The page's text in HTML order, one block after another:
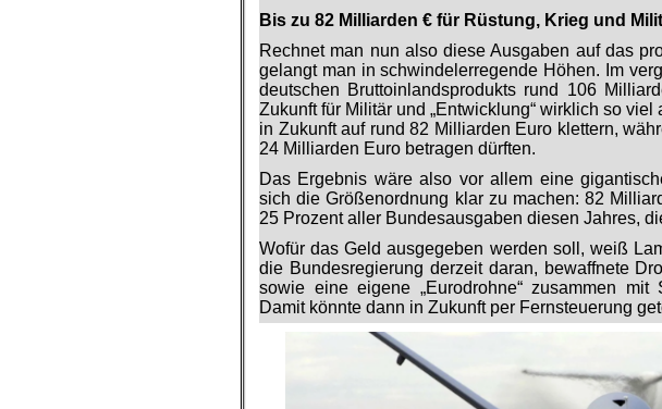
Bis zu 82 Milliarden € für Rüstung, Krieg und
Rechnet man nun also diese Ausgaben auf das
gelangt man in schwindelerregende Höhen. Im
deutschen Bruttoinlandsprodukts rund 106
Zukunft für Militär und „Entwicklung“ wirklich so
in Zukunft auf rund 82 Milliarden Euro klettern,
24 Milliarden Euro betragen dürften.
Das Ergebnis wäre also vor allem eine
sich die Größenordnung klar zu machen: 82
25 Prozent aller Bundesausgaben diesen Jahres,
Wofür das Geld ausgegeben werden soll, weiß
die Bundesregierung derzeit daran, bewaffnete
sowie eine eigene „Eurodrohne“ zusammen
Damit könnte dann in Zukunft per Fernsteuerung